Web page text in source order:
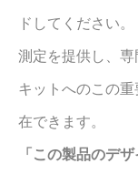
ドしてください
測定を提供し、
キットへのこの
在できます。
「この製品のデ